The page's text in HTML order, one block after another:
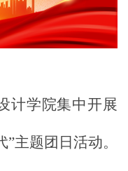
计学院集中开展
”主题团日活动。